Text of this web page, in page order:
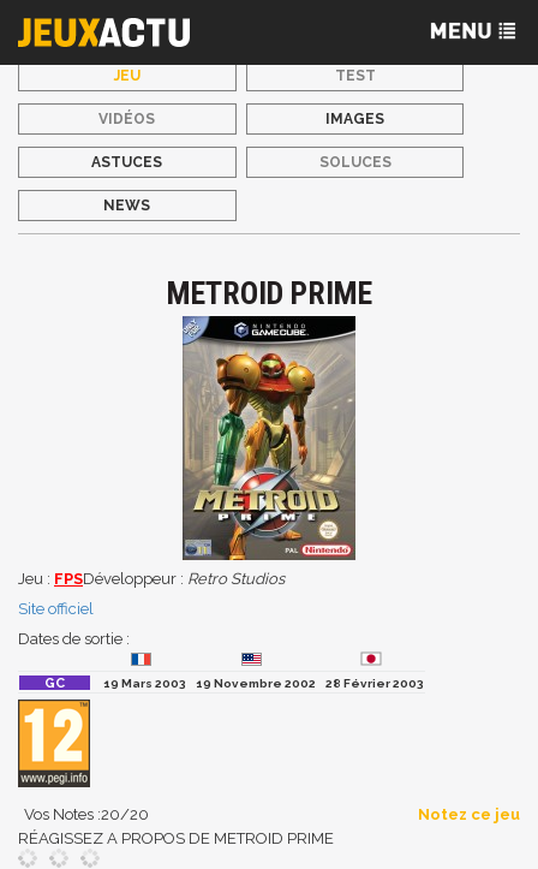
JEU TEST
VIDÉOS IMAGES
ASTUCES SOLUCES
NEWS
METROID PRIME
Jeu : FPSDéveloppeur : Retro Studios
Site officiel
Dates de sortie :
19 Mars 2003 19 Novembre 2002 28 Février 2003
Vos Notes :20/20
Notez ce jeu
RÉAGISSEZ A PROPOS DE METROID PRIME